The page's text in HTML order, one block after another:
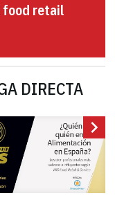
food retail
DIRECTA
chevron_right